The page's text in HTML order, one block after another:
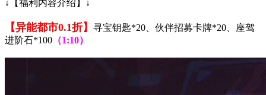
↓【福利内容介绍】↓
【异能都市0.1折】 寻宝钥匙*20、伙伴招募卡牌*20、座驾
进阶石*100 （1:10）